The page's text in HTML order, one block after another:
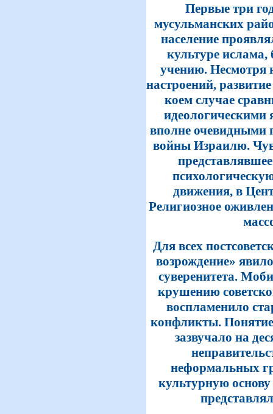
Первые три
мусульманских
население
культуре ислама,
учению. Несмотря
настроений,
коем случае
идеологическими
вполне очевидными
войны Израилю.
движения, в
Религиозное
Для всех
возрождение»
суверенитета.
крушению
воспламенило
конфликты.
зазвучало на
неформальных
культурную